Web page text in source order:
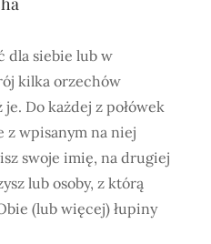
dla siebie lub w
kilka orzechów
Do każdej z połówek
z wpisanym na niej
swoje imię, na drugiej
lub osoby, z którą
(lub więcej) łupiny